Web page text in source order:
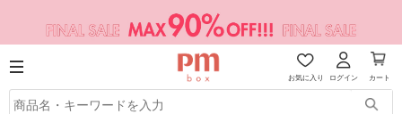
お気に入り ログイン カート